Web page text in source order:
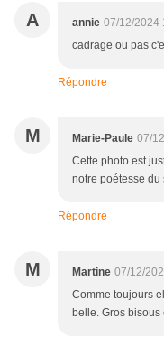
A annie 07/12/2024
cadrage ou pas
Répondre
M Marie-Paule 07/
Cette photo est
notre poétesse du
Répondre
M Martine 07/12/
Comme toujours
belle. Gros